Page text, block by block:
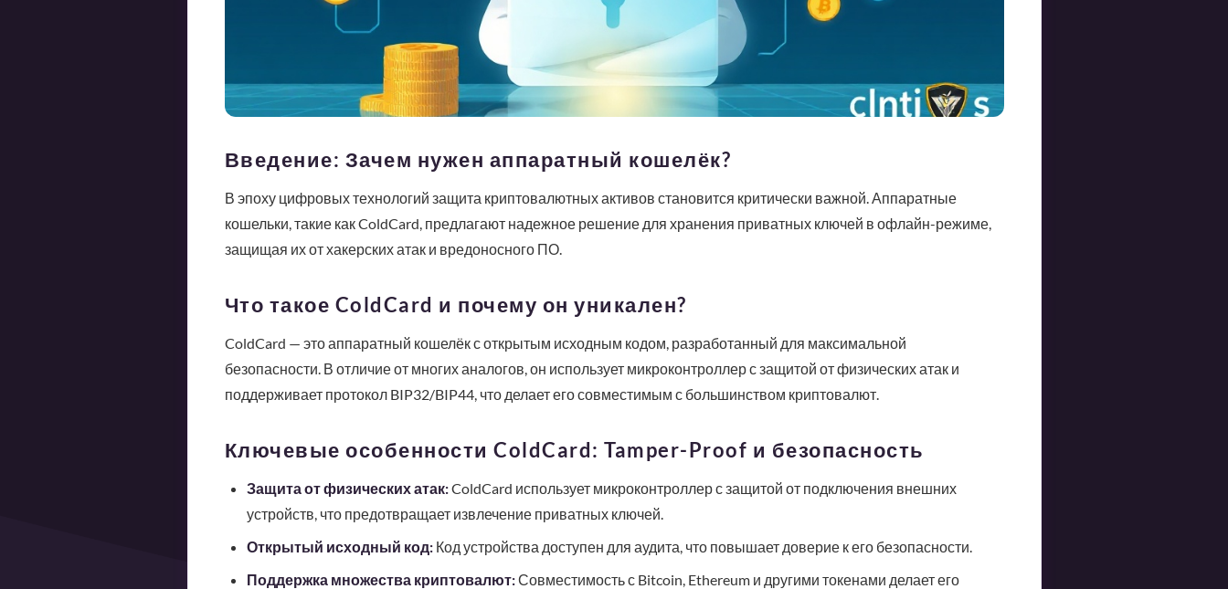
Введение: Зачем нужен аппаратный кошелёк?
В эпоху цифровых технологий защита криптовалютных активов становится критически важной. Аппаратные
кошельки, такие как ColdCard, предлагают надежное решение для хранения приватных ключей в офлайн-режиме,
защищая их от хакерских атак и вредоносного ПО.
Что такое ColdCard и почему он уникален?
ColdCard — это аппаратный кошелёк с открытым исходным кодом, разработанный для максимальной
безопасности. В отличие от многих аналогов, он использует микроконтроллер с защитой от физических атак и
поддерживает протокол BIP32/BIP44, что делает его совместимым с большинством криптовалют.
Ключевые особенности ColdCard: Tamper-Proof и безопасность
Защита от физических атак:ColdCard использует микроконтроллер с защитой от подключения внешних
устройств, что предотвращает извлечение приватных ключей.
Открытый исходный код:Код устройства доступен для аудита, что повышает доверие к его безопасности.
Поддержка множества криптовалют:Совместимость с Bitcoin, Ethereum и другими токенами делает его